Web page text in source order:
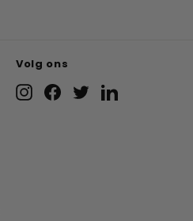
Volg ons
InstagramFacebook
Twitter